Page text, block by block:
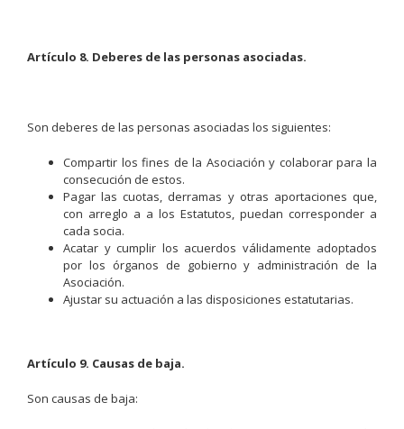
Artículo 8. Deberes de las personas asociadas.
Son deberes de las personas asociadas los siguientes:
Compartir los fines de la Asociación y colaborar para la
consecución de estos.
Pagar las cuotas, derramas y otras aportaciones que,
con arreglo a a los Estatutos, puedan corresponder a
cada socia.
Acatar y cumplir los acuerdos válidamente adoptados
por los órganos de gobierno y administración de la
Asociación.
Ajustar su actuación a las disposiciones estatutarias.
Artículo 9. Causas de baja.
Son causas de baja: